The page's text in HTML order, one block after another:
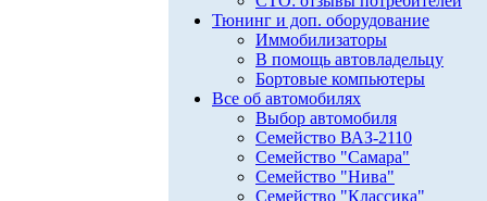
Тюнинг и доп. оборудование
Иммобилизаторы
В помощь автовладельцу
Бортовые компьютеры
Все об автомобилях
Выбор автомобиля
Семейство ВАЗ-2110
Семейство "Самара"
Семейство "Нива"
Семейство "Классика"